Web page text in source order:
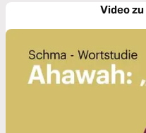
Video zu